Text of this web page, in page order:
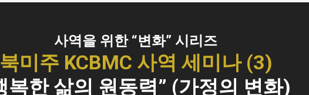
사역을 위한 “변화” 시리즈
북미주 KCBMC 사역 세미나 (3)
복한 삶의 원동력” (가정의 변화)